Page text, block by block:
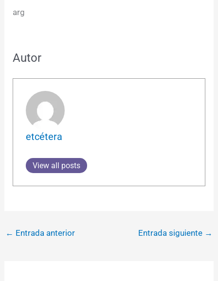
arg
Autor
etcétera
View all posts
← Entrada anterior Entrada siguiente →